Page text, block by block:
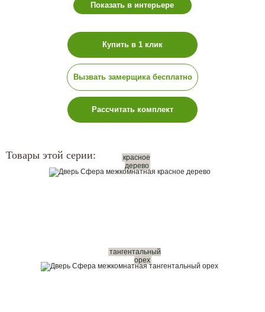
Показать в интерьере
Купить в 1 клик
Вызвать замерщика бесплатно
Рассчитать комплект
Товары этой серии:
красное
дерево
тангентальный
орех